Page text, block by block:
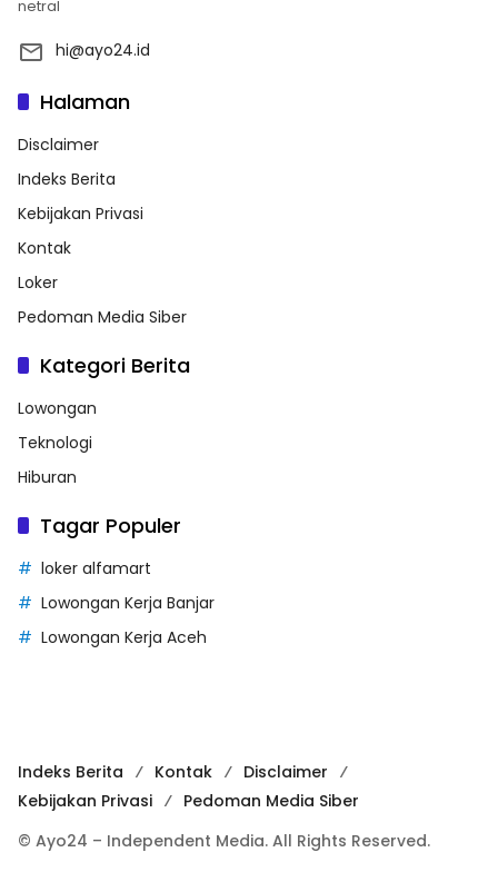
netral
hi@ayo24.id
Halaman
Disclaimer
Indeks Berita
Kebijakan Privasi
Kontak
Loker
Pedoman Media Siber
Kategori Berita
Lowongan
Teknologi
Hiburan
Tagar Populer
loker alfamart
Lowongan Kerja Banjar
Lowongan Kerja Aceh
Indeks Berita Kontak
Disclaimer
Kebijakan Privasi
Pedoman Media Siber
© Ayo24 – Independent Media. All Rights Reserved.